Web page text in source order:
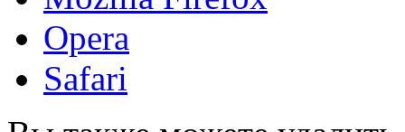
Opera
Safari